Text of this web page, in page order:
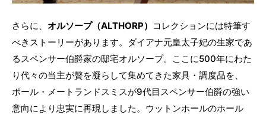
さらに、 オルソープ（ALTHORP） コレクションには特筆す
べきストーリーがあります。ダイアナ元皇太子妃の生家であ
るスペンサー伯爵家の邸宅オルソープ。ここに500年にわた
り代々の当主が贅を凝らして集めてきた家具・調度品を、
ポール・メートランドスミスが9代目スペンサー伯爵の強い
意向により忠実に再現しました。ウットンホールのホール